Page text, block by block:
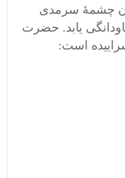
آن چشمۀ سرمدی
یابد. حضرت
است: